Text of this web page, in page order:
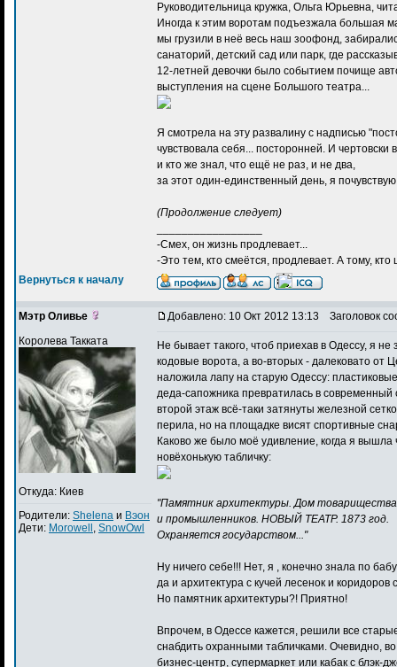
Руководительница кружка, Ольга Юрьевна,
Иногда к этим воротам подъезжала большая
мы грузили в неё весь наш зоофонд,
санаторий, детский сад или парк, где
12-летней девочки было событием почище
выступления на сцене Большого театра...
Я смотрела на эту развалину с надписью
чувствовала себя... посторонней. И
и кто же знал, что ещё не раз, и не два,
за этот один-единственный день, я
(Продолжение следует)
-Смех, он жизнь продлевает...
-Это тем, кто смеётся, продлевает. А тому,
Вернуться к началу
Мэтр Оливье
Королева Такката
Откуда: Киев
Родители: Shelena и Вэон
Дети: Morowell SnowOwl
Добавлено: 10 Окт 2012 13:13 Заголовок
Не бывает такого, чтоб приехав в Одессу, я
кодовые ворота, а во-вторых - далековато от
наложила лапу на старую Одессу:
деда-сапожника превратилась в
второй этаж всё-таки затянуты железной
перила, но на площадке висят спортивные
Каково же было моё удивление, когда я
новёхонькую табличку:
"Памятник архитектуры. Дом товарищества
и промышленников. НОВЫЙ ТЕАТР. 1873 год.
Охраняется государством..."
Ну ничего себе!!! Нет, я , конечно знала по
да и архитектура с кучей лесенок и коридоров
Но памятник архитектуры?! Приятно!
Впрочем, в Одессе кажется, решили все
снабдить охранными табличками. Очевидно,
бизнес-центр, супермаркет или кабак с блэк-